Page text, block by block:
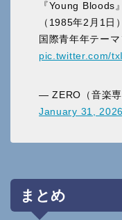
『Young Bloods
（1985年2月1日）
国際青年年テー
pic.twitter.com/
— ZERO（音楽
January 31, 2026
まとめ